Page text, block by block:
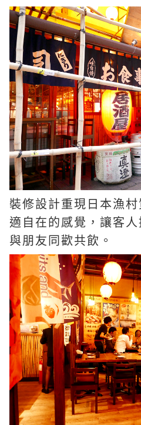
裝修設計重現日本漁
適自在的感覺，讓客
與朋友同歡共飲。